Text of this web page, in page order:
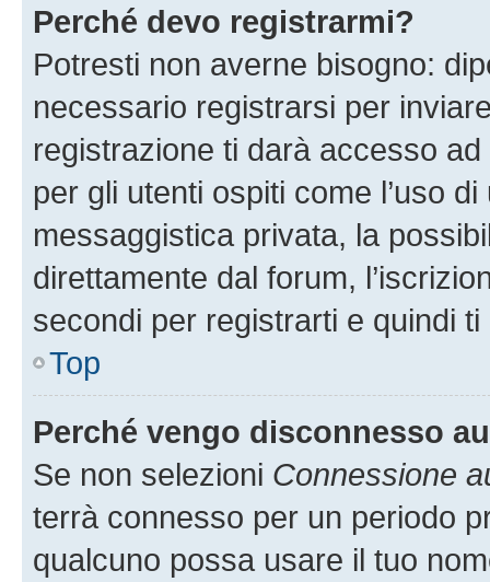
Perché devo registrarmi?
Potresti non averne bisogno:
necessario registrarsi per
registrazione ti darà accesso
per gli utenti ospiti come l’uso
messaggistica privata, la
direttamente dal forum,
secondi per registrarti e quindi
Top
Perché vengo disconnesso
Se non selezioni Connessione
terrà connesso per un periodo
qualcuno possa usare il tuo